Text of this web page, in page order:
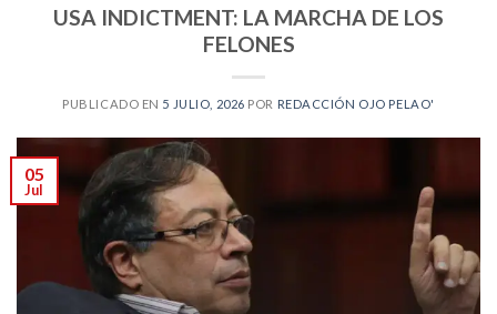
USA INDICTMENT: LA MARCHA DE LOS
FELONES
PUBLICADO EN 5 JULIO, 2026 POR REDACCIÓN OJO PELAO'
05
Jul